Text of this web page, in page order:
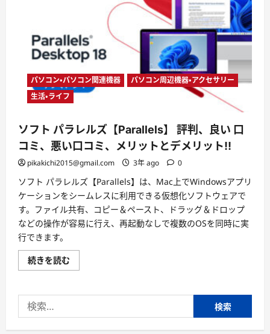
パソコン・パソコン関連機器
パソコン周辺機器・アクセサリー
生活・ライフ
ソフト パラレルズ【Parallels】 評判、良い 口
コミ、悪い口コミ、メリットとデメリット!!
pikakichi2015@gmail.com 3年 ago 0
ソフト パラレルズ【Parallels】は、Mac上でWindowsアプリ
ケーションをシームレスに利用できる仮想化ソフトウェアで
す。ファイル共有、コピー＆ペースト、ドラッグ＆ドロップ
などの操作が容易に行え、再起動なしで複数のOSを同時に実
行できます。
続きを読む
フ
ラ
ズ
【Parallels】
索: